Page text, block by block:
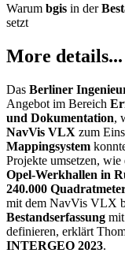
Warum bgis in der
setzt
More details...
Das Berliner
Angebot im Bereich
und Dokumentation,
NavVis VLX zum
Mappingsystem
Projekte umsetzen,
Opel-Werkhallen in
240.000
mit dem NavVis VLX
Bestandserfassung
definieren, erklärt
INTERGEO 2023.